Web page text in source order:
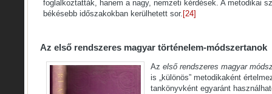
foglalkoztatták, hanem a nagy, nemzeti kérdések. A metodikai
békésebb időszakokban kerülhetett sor. [24]
Az első rendszeres magyar történelem-módszertanok
Az első rendszeres magyar
is „különös” metodikaként
tankönyvként egyaránt